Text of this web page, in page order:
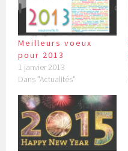
Meilleurs voeux
pour 2013
1 janvier 2013
Dans "Actualités"